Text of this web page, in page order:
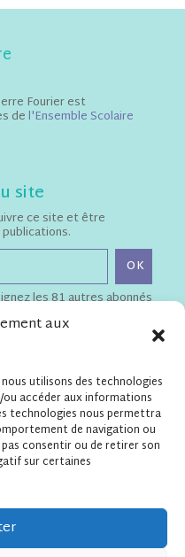
aux
utilisons des technologies
accéder aux informations
technologies nous permettra
de navigation ou
consentir ou de retirer son
sur certaines
Fourier est
de l'Ensemble Scolaire
site
ce site et être
OK
les 81 autres abonnés